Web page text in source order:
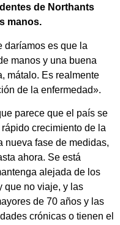
de Northants
manos.
daríamos es que la
manos y una buena
mátalo. Es realmente
de la enfermedad».
parece que el país se
crecimiento de la
nueva fase de medidas,
ahora. Se está
alejada de los
que no viaje, y las
de 70 años y las
crónicas o tienen el